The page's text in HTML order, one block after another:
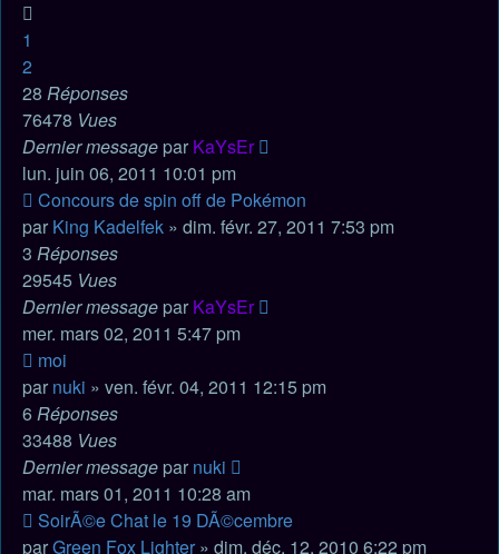
1
2
28 Réponses
76478 Vues
Dernier message par KaYsEr
lun. juin 06, 2011 10:01 pm
Concours de spin off de Pokémon
par King Kadelfek » dim. févr. 27, 2011 7:53 pm
3 Réponses
29545 Vues
Dernier message par KaYsEr
mer. mars 02, 2011 5:47 pm
moi
par nuki » ven. févr. 04, 2011 12:15 pm
6Réponses
33488 Vues
Dernier message par nuki
mar. mars 01, 2011 10:28 am
SoirÃ©e Chat le 19 DÃ©cembre
parGreen Fox Lighter » dim. déc. 12, 2010 6:22 pm